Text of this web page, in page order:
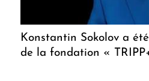
Konstantin Sokolov a
de la fondation «